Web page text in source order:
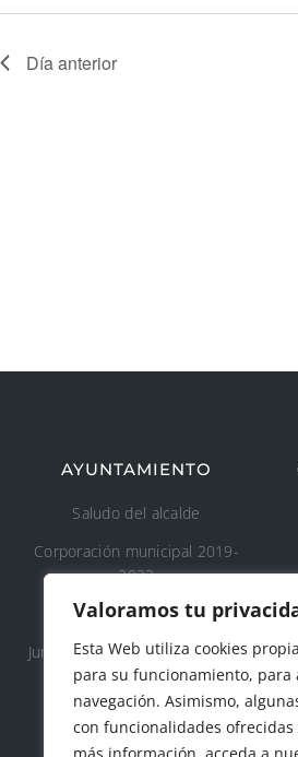
Valoramos tu
Esta Web utiliza cookies
para su funcionamiento,
navegación. Asimismo,
con funcionalidades
Día anterior
AYUNTAMIENTO
Saludo del alcalde
Corporación municipal 2019-
2023
Concejalía 2019-2023
Junta de Gobierno Local 2019-
2023